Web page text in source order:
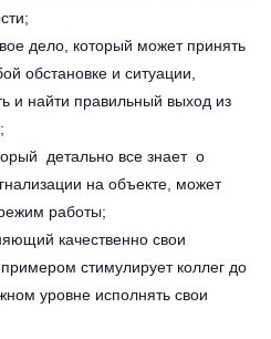
дело, который может принять
обстановке и ситуации,
и найти правильный выход из
детально все знает о
на объекте, может
работы;
качественно свои
стимулирует коллег до
уровне исполнять свои